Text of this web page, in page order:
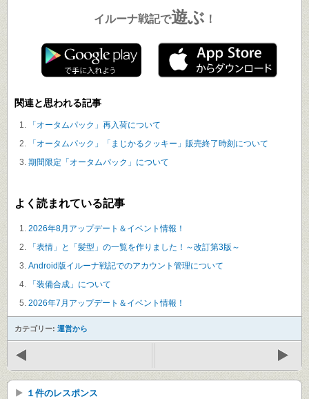
イルーナ戦記で遊ぶ ！
関連と思われる記事
「オータムパック」再入荷について
「オータムパック」「まじかるクッキー」販売終了時刻について
期間限定「オータムパック」について
よく読まれている記事
2026年8月アップデート＆イベント情報！
「表情」と「髪型」の一覧を作りました！～改訂第3版～
Android版イルーナ戦記でのアカウント管理について
「装備合成」について
2026年7月アップデート＆イベント情報！
カテゴリー: 運営から
１件のレスポンス